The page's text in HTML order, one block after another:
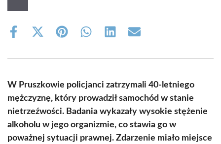
Share
Share
(Twitter)
Share Share Share Share
W Pruszkowie policjanci zatrzymali 40-letniego
mężczyznę, który prowadził samochód w stanie
nietrzeźwości. Badania wykazały wysokie stężenie
alkoholu w jego organizmie, co stawia go w
poważnej sytuacji prawnej. Zdarzenie miało miejsce